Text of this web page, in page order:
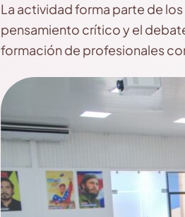
La actividad forma parte de
pensamiento crítico y el
formación de profesionales